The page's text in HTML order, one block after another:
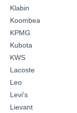
Klabin
Koombea
KPMG
Kubota
KWS
Lacoste
Leo
Levi's
Lievant